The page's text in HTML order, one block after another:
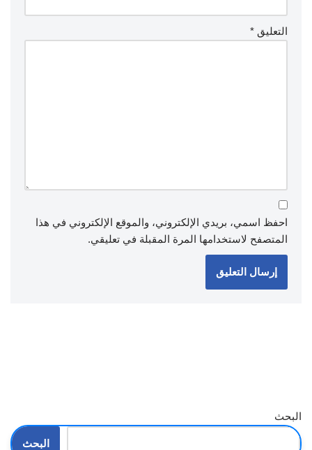
التعليق *
احفظ اسمي، بريدي الإلكتروني، والموقع الإلكتروني في هذا
المتصفح لاستخدامها المرة المقبلة في تعليقي.
البحث
البحث